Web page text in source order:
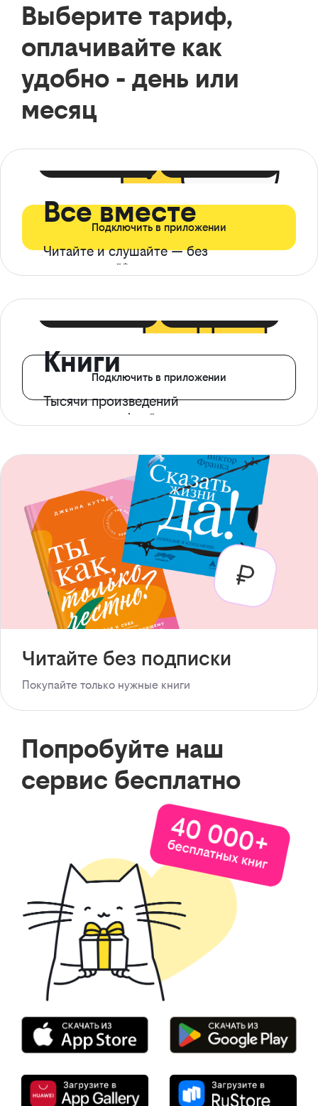
Выберите тариф,
оплачивайте как
удобно - день или
месяц
Все вместе
Читайте и слушайте — без
ограничений*
Подключить в приложении
Книги
Тысячи произведений
с доступом офлайн
Подключить в приложении
Читайте без подписки
Покупайте только нужные книги
Попробуйте наш
сервис бесплатно